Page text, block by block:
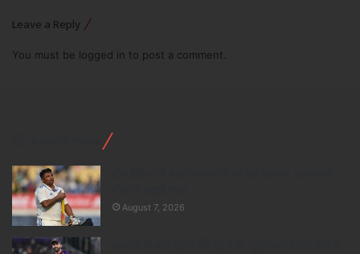
Leave a Reply
You must be logged in to post a comment.
August 7, 2026